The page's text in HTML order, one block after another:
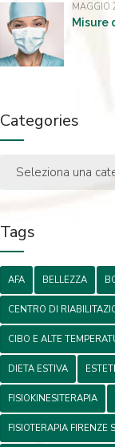
MAGGIO
Misure
Categories
Seleziona una
Tags
AFA BELLEZZA
CENTRO DI
CIBO E ALTE
DIETA ESTIVA
FISIOKINESITERAPIA
FISIOTERAPIA FIRENZE